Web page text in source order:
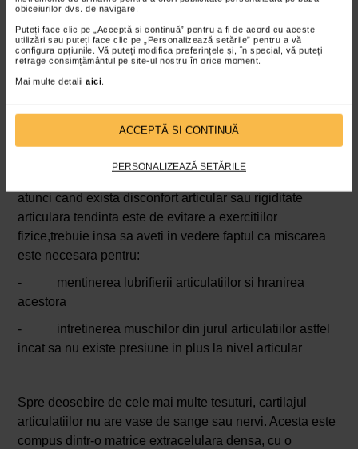
obiceiurilor dvs. de navigare.
Puteți face clic pe „Acceptă si continuă” pentru a fi de acord cu aceste
utilizări sau puteți face clic pe „Personalizează setările” pentru a vă
configura opțiunile. Vă puteți modifica preferințele și, în special, vă puteți
retrage consimțământul pe site-ul nostru în orice moment.
Mai multe detalii aici
ACCEPTĂ SI CONTINUĂ
PERSONALIZEAZĂ SETĂRILE
Proenzi ArtroStop– expertul in ingrijirea articulatiilor –
a dezvoltat o compozitie unica de nutrienti care ajuta
articulatiile sa functioneze corect, permitandu-va sa
faceti fata provocarilor zilnice.
Mentinerea unui stil de viata activ contribuie la
atunci cand exista disconfort articular sau rigiditate
articulara tendinta este de evitare a exercitiilor
fizice,trebuie insa sa aveti in vedere faptul ca miscarea
este necesara pentru:
- mentinerea lubrifierii articulatiilor si hranirea
acestora
- intretinerea muschilor din jurul articulatiilor astfel
incat sa nu existe presiune in plus la nivel articular
Spre deosebire de cele mai multe tesuturi, cartilajul
articulatiilor nu are vase de sange sau nervi. Acesta este
compus dintr-o matrice extracelulara densa, cu o